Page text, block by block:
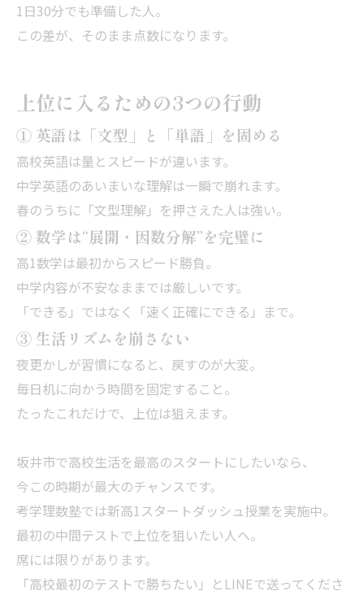
1日30分でも準備した人。
この差が、そのまま点数になります。
上位に入るための3つの行動
① 英語は「文型」と「単語」を固める
高校英語は量とスピードが違います。
中学英語のあいまいな理解は一瞬で崩れます。
春のうちに「文型理解」を押さえた人は強い。
② 数学は“展開・因数分解”を完璧に
高1数学は最初からスピード勝負。
中学内容が不安なままでは厳しいです。
「できる」ではなく「速く正確にできる」まで。
③ 生活リズムを崩さない
夜更かしが習慣になると、戻すのが大変。
毎日机に向かう時間を固定すること。
たったこれだけで、上位は狙えます。
坂井市で高校生活を最高のスタートにしたいなら、
今この時期が最大のチャンスです。
考学理数塾では新高1スタートダッシュ授業を実施中。
最初の中間テストで上位を狙いたい人へ。
席には限りがあります。
「高校最初のテストで勝ちたい」とLINEで送ってくださ